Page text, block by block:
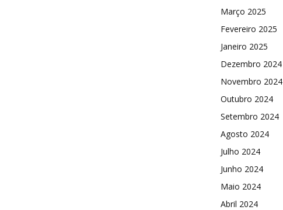
Março 2025
Fevereiro 2025
Janeiro 2025
Dezembro 2024
Novembro 2024
Outubro 2024
Setembro 2024
Agosto 2024
Julho 2024
Junho 2024
Maio 2024
Abril 2024